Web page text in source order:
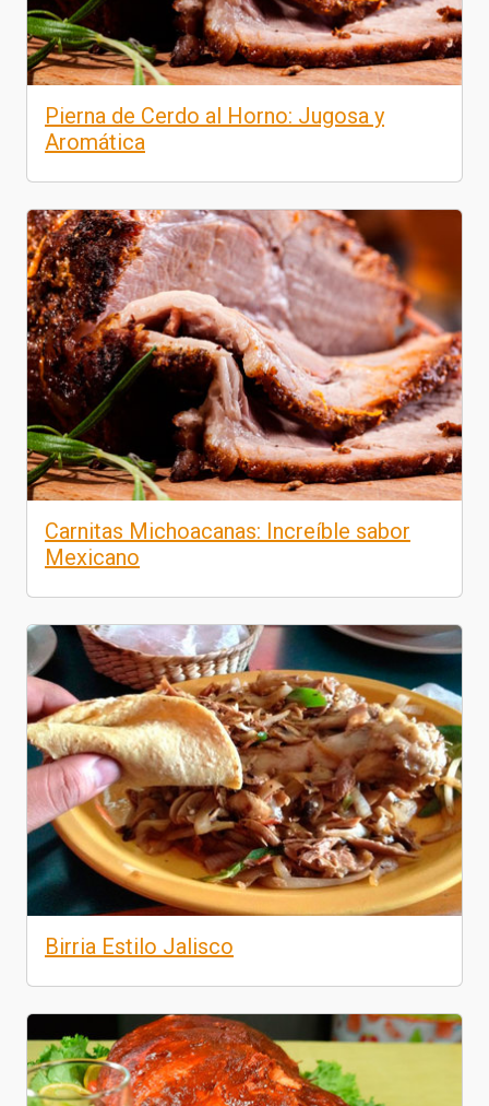
Pierna de Cerdo al Horno: Jugosa y
Aromática
Carnitas Michoacanas: Increíble sabor
Mexicano
Birria Estilo Jalisco